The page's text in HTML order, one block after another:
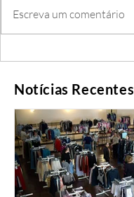
Escreva um comentário
Notícias Recentes